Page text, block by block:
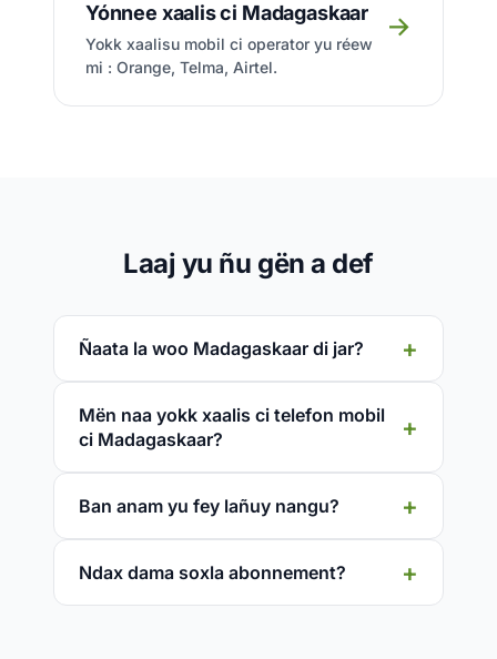
Yónnee xaalis ci Madagaskaar
Yokk xaalisu mobil ci operator yu réew
mi : Orange, Telma, Airtel.
→
Laaj yu ñu gën a def
Ñaata la woo Madagaskaar di jar?
Mën naa yokk xaalis ci telefon mobil
ci Madagaskaar?
Ban anam yu fey lañuy nangu?
Ndax dama soxla abonnement?